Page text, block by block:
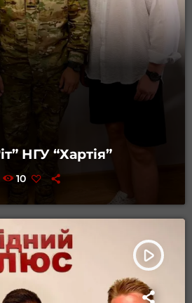
НГУ “Хартія”
10
play_arrow